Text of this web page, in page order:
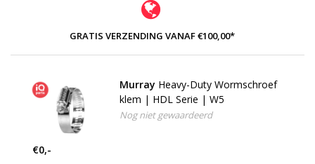
GRATIS VERZENDING VANAF €100,00*
Murray Heavy-Duty Wormschroef
klem | HDL Serie | W5
Nog niet gewaardeerd
€0,-